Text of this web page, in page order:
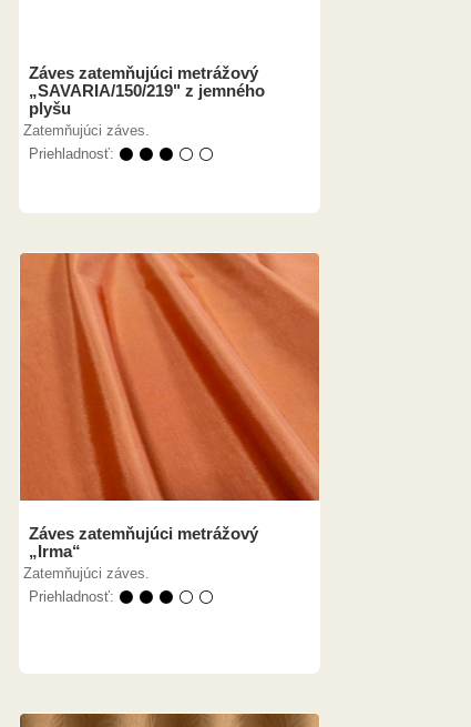
Záves zatemňujúci metrážový
„SAVARIA/150/219" z jemného
plyšu
Zatemňujúci záves.
Priehladnosť: ⚫ ⚫ ⚫ ⚪ ⚪
Záves zatemňujúci metrážový
„Irma“
Zatemňujúci záves.
Priehladnosť: ⚫ ⚫ ⚫ ⚪ ⚪